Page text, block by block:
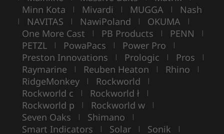
Minn Kota | Mivardi | MUGGA | Nash
| NAVITAS | NawiPoland | OKUMA |
One More Cast | PB Products | PENN |
PETZL | PowaPacs | Power Pro |
Preston Innovations | Prologic | Pros |
Raymarine | Reuben Heaton | Rhino |
RidgeMonkey | Rockworld |
Rockworld c | Rockworld ł |
Rockworld p | Rockworld w |
Seven Oaks | Shimano |
Smart Indicators | Solar | Sonik |